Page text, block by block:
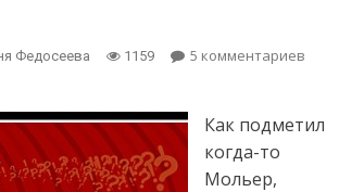
Федосеева 1159 5 комментариев
Как подметил
когда-то
Мольер,